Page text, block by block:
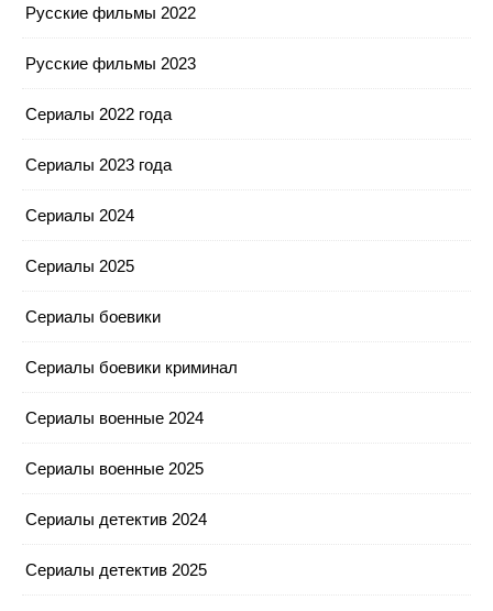
Русские фильмы 2022
Русские фильмы 2023
Сериалы 2022 года
Сериалы 2023 года
Сериалы 2024
Сериалы 2025
Сериалы боевики
Сериалы боевики криминал
Сериалы военные 2024
Сериалы военные 2025
Сериалы детектив 2024
Сериалы детектив 2025